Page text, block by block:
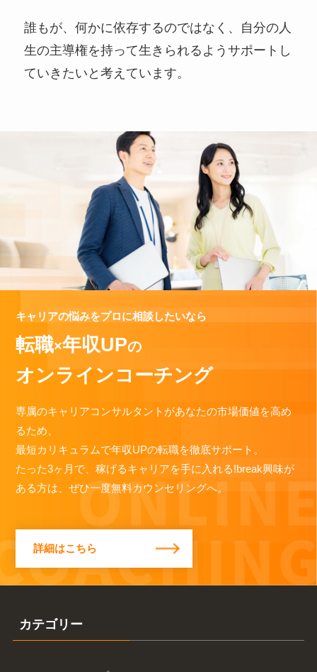
誰もが、何かに依存するのではなく、自分の人
生の主導権を持って生きられるようサポートし
ていきたいと考えています。
キャリアの悩みをプロに相談したいなら
転職×年収UPの
オンラインコーチング
専属のキャリアコンサルタントがあなたの市場価値を高め
るため、
最短カリキュラムで年収UPの転職を徹底サポート。
たった3ヶ月で、稼げるキャリアを手に入れる!break興味が
ある方は、ぜひ一度無料カウンセリングへ。
詳細はこちら
カテゴリー